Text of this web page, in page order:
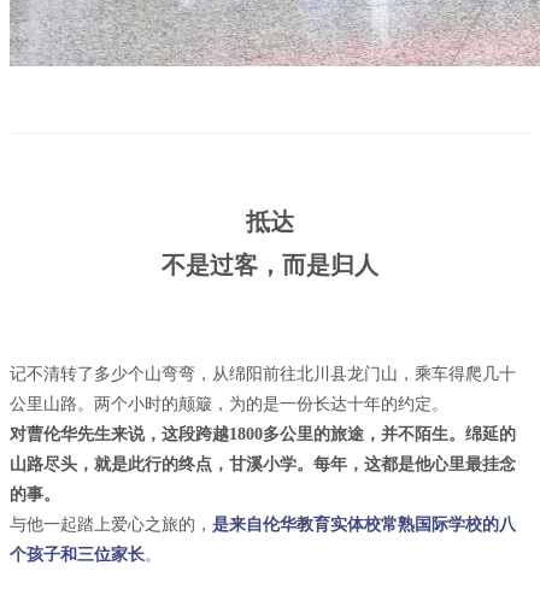
抵达
不是过客，而是归人
记不清转了多少个山弯弯，从绵阳前往北川县龙门山，乘车得爬几十
公里山路。两个小时的颠簸，为的是一份长达十年的约定。
对曹伦华先生来说，这段跨越1800多公里的旅途，并不陌生。绵延的
山路尽头，就是此行的终点，甘溪小学。每年，这都是他心里最挂念
的事。
与他一起踏上爱心之旅的， 是来自伦华教育实体校常熟国际学校的八
个孩子和三位家长。